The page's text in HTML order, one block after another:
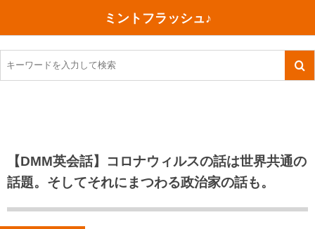
ミントフラッシュ♪
【DMM英会話】コロナウィルスの話は世界共通の
話題。そしてそれにまつわる政治家の話も。
TOEIC感想・結果
TOEIC800点への道
TOEIC（作戦・ノウハウなど）
今日買った本
ご朱印帳めぐり
川越（埼玉県）
沖縄
ファスティング
コスメ
ダイエット
食べ物
今日の一枚
月、星、宇宙